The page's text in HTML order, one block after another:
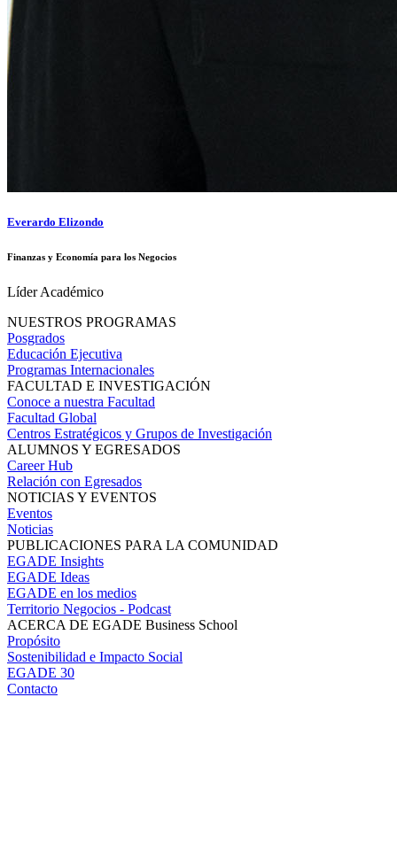
Everardo Elizondo
Finanzas y Economía para los Negocios
Líder Académico
NUESTROS PROGRAMAS
Posgrados
Educación Ejecutiva
Programas Internacionales
FACULTAD E INVESTIGACIÓN
Conoce a nuestra Facultad
Facultad Global
Centros Estratégicos y Grupos de Investigación
ALUMNOS Y EGRESADOS
Career Hub
Relación con Egresados
NOTICIAS Y EVENTOS
Eventos
Noticias
PUBLICACIONES PARA LA COMUNIDAD
EGADE Insights
EGADE Ideas
EGADE en los medios
Territorio Negocios - Podcast
ACERCA DE EGADE Business School
Propósito
Sostenibilidad e Impacto Social
EGADE 30
Contacto